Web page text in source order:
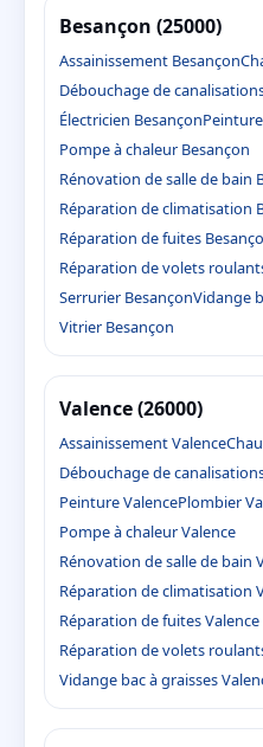
Besançon (25000)
Assainissement Besançon
Débouchage de
Électricien Besançon
Pompe à chaleur Besançon
Rénovation de salle de bain
Réparation de climatisation
Réparation de fuites
Réparation de volets
Serrurier BesançonVidange
Vitrier Besançon
Valence (26000)
Assainissement Valence
Débouchage de
Peinture ValencePlombier
Pompe à chaleur Valence
Rénovation de salle de bain
Réparation de climatisation
Réparation de fuites Valence
Réparation de volets
Vidange bac à graisses